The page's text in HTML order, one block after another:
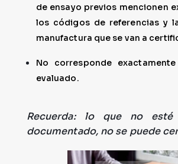
de ensayo previos mencionen
los códigos de referencias y
manufactura que se van a
No corresponde
evaluado.
Recuerda: lo que no esté
documentado, no se puede